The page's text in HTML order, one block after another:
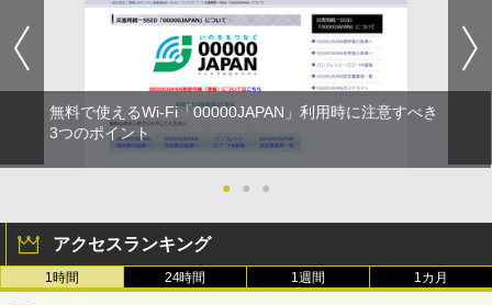
無料で使えるWi-Fi「00000JAPAN」利用時に注意すべき
3つのポイント
● ● ●
アクセスランキング
1時間 24時間 1週間 1カ月